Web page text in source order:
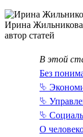
Ирина Жильникова
автор статей
В этой
Без
⮱
⮱
⮱
О